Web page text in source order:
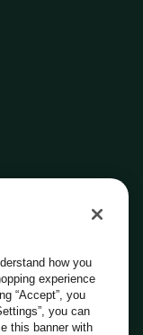
how you
experience
“Accept”, you
you can
this banner with